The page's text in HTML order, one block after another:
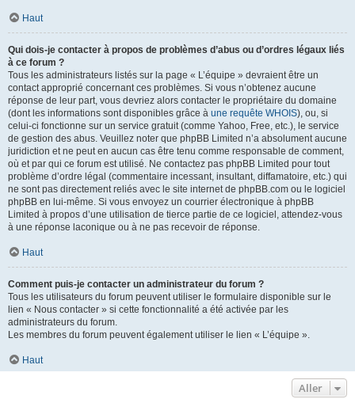
Haut
Qui dois-je contacter à propos de problèmes d’abus ou d’ordres légaux liés
à ce forum ?
Tous les administrateurs listés sur la page « L’équipe » devraient être un
contact approprié concernant ces problèmes. Si vous n’obtenez aucune
réponse de leur part, vous devriez alors contacter le propriétaire du domaine
(dont les informations sont disponibles grâce à une requête WHOIS), ou, si
celui-ci fonctionne sur un service gratuit (comme Yahoo, Free, etc.), le service
de gestion des abus. Veuillez noter que phpBB Limited n’a absolument aucune
juridiction et ne peut en aucun cas être tenu comme responsable de comment,
où et par qui ce forum est utilisé. Ne contactez pas phpBB Limited pour tout
problème d’ordre légal (commentaire incessant, insultant, diffamatoire, etc.) qui
ne sont pas directement reliés avec le site internet de phpBB.com ou le logiciel
phpBB en lui-même. Si vous envoyez un courrier électronique à phpBB
Limited à propos d’une utilisation de tierce partie de ce logiciel, attendez-vous
à une réponse laconique ou à ne pas recevoir de réponse.
Haut
Comment puis-je contacter un administrateur du forum ?
Tous les utilisateurs du forum peuvent utiliser le formulaire disponible sur le
lien « Nous contacter » si cette fonctionnalité a été activée par les
administrateurs du forum.
Les membres du forum peuvent également utiliser le lien « L’équipe ».
Haut
Aller